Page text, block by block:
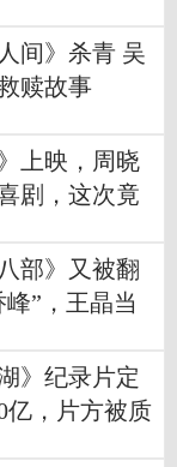
间》杀青 吴
赎故事
上映，周晓
剧，这次竟
部》又被翻
”，王晶当
》纪录片定
亿，片方被质